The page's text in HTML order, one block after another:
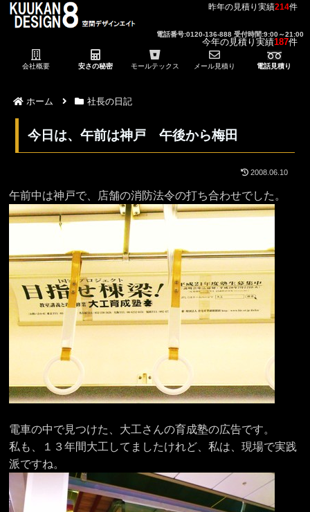
昨年の見積り実績214件
今年の見積り実績187件
電話番号:0120-136-888 受付時間:9:00～21:00
会社概要 安さの秘密 モールテックス メール見積り 電話見積り
ホーム 社長の日記
今日は、午前は神戸 午後から梅田
2008.06.10
午前中は神戸で、店舗の消防法令の打ち合わせでした。
電車の中で見つけた、大工さんの育成塾の広告です。
私も、１３年間大工してましたけれど、私は、現場で実践
派ですね。